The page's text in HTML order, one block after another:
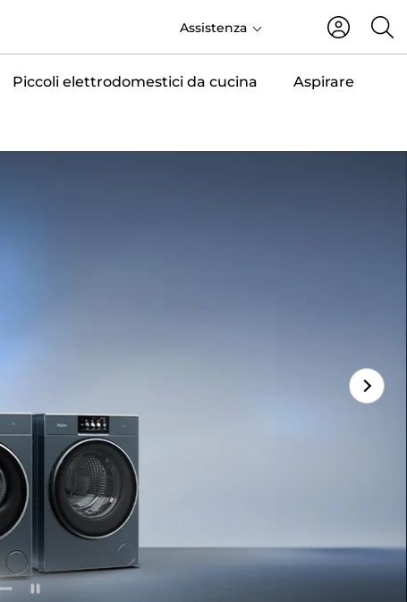
Assistenza
Piccoli elettrodomestici da cucina Aspirare